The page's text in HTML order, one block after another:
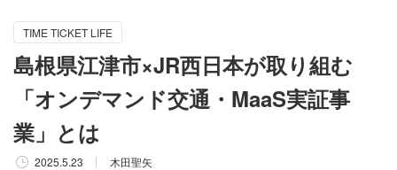
TIME TICKET LIFE
島根県江津市×JR西日本が取り組む
「オンデマンド交通・MaaS実証事
業」とは
2025.5.23 木田聖矢